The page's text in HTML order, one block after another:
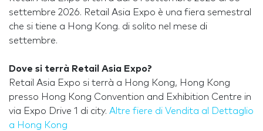
settembre 2026. Retail Asia Expo è una fiera semestral
che si tiene a Hong Kong. di solito nel mese di
settembre.
Dove si terrà Retail Asia Expo?
Retail Asia Expo si terrà a Hong Kong, Hong Kong
presso Hong Kong Convention and Exhibition Centre in
via Expo Drive 1 di city. Altre fiere di Vendita al Dettaglio
a Hong Kong